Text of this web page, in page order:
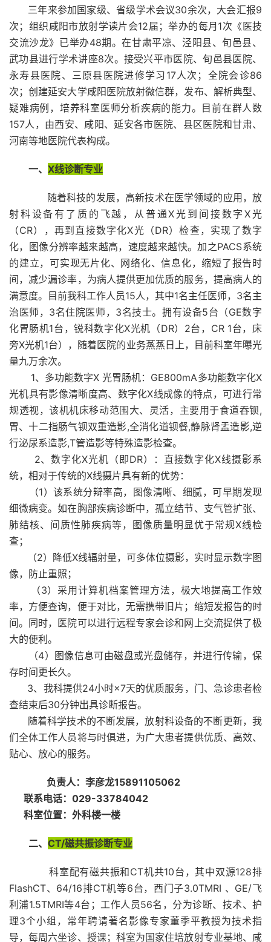
三年来参加国家级、省级学术会议30余次，大会汇报9
次；组织咸阳市放射学读片会12届；举办的每月1次《医技
交流沙龙》已举办48期。在甘肃平凉、泾阳县、旬邑县、
武功县进行学术讲座8次。接受兴平市医院、旬邑县医院、
永寿县医院、三原县医院进修学习17人次；全院会诊86
次；创建延安大学咸阳医院放射微信群，发布、解析典型、
疑难病例，培养科室医师分析疾病的能力。目前在群人数
157人，由西安、咸阳、延安各市医院、县区医院和甘肃、
河南等地医院代表构成。
一、 X线诊断专业
随着科技的发展，高新技术在医学领域的应用，放
射科设备有了质的飞越，从普通X光到间接数字X光
（CR），再到直接数字化X光（DR）检查，实现了数字
化，图像分辨率越来越高，速度越来越快。加之PACS系统
的建立，可实现无片化、网络化、信息化，缩短了报告时
间，减少漏诊率，为病人提供更加优质的服务，提高病人的
满意度。目前我科工作人员15人，其中1名主任医师，3名主
治医师，3名住院医师，3名技士。拥有设备5台（GE数字
化胃肠机1台，锐科数字化X光机（DR）2台，CR 1台，床
旁X光机1台），随着医院的业务蒸蒸日上，目前科室年曝光
量九万余次。
1、多功能数字X 光胃肠机：GE800mA多功能数字化X
光机具有影像清晰度高、数字化X线成像的特点，可进行常
规透视，该机机床移动范围大、灵活，主要用于食道吞钡,
胃、十二指肠气钡双重造影,全消化道钡餐,静脉肾盂造影,逆
行泌尿系造影,T管造影等特殊造影检查。
2、数字化X光机（即DR）：直接数字化X线摄影系
统，相对于传统的X线摄片具有新的优势：
（1）该系统分辩率高，图像清晰、细腻，可早期发现
细微病变。如在胸部疾病诊断中，孤立结节、支气管扩张、
肺结核、间质性肺疾病等，图像质量明显优于常规X线检
查；
（2）降低X线辐射量，可多体位摄影，实时显示数字图
像，防止重照；
（3）采用计算机档案管理方法，极大地提高工作效
率，方便查询，便于对比，无需携带旧片；缩短发报告的时
间。同时，医院可以进行远程专家会诊和网上交流提供了极
大的便利。
（4）图像信息可由磁盘或光盘储存，并进行传输，保
存时间更长久。
3、我科提供24小时×7天的优质服务，门、急诊患者检
查结束后30分钟出具诊断报告。
随着科学技术的不断发展，放射科设备的不断更新，我
们全体工作人员将与时俱进，为广大患者提供优质、高效、
贴心、放心的服务。
负责人：李彦龙15891105062
联系电话：029-33784042
科室位置：外科楼一楼
二、 CT/磁共振诊断专业
科室配有磁共振和CT机共10台，其中双源128排
FlashCT、64/16排CT机等6台，西门子3.0TMRI 、GE/飞
利浦1.5TMRI等4台；工作人员56名，分为诊断、技术、护
理3个小组，常年聘请著名影像专家董季平教授为技术指
导，每周六坐诊、授课；科室为国家住培放射专业基地、咸